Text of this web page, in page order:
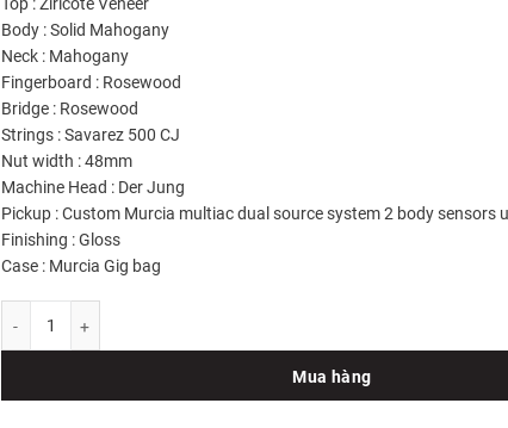
Body :Solid Mahogany
Neck : Mahogany
Fingerboard : Rosewood
Bridge : Rosewood
Strings : Savarez 500 CJ
Nut width : 48mm
Machine Head : Der Jung
Pickup :Custom Murcia multiac dual source system 2 body sensors
Finishing : Gloss
Case : Murcia Gig bag
Mua hàng